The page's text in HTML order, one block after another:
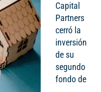
Capital
Partners
cerró la
inversión
de su
segundo
fondo de